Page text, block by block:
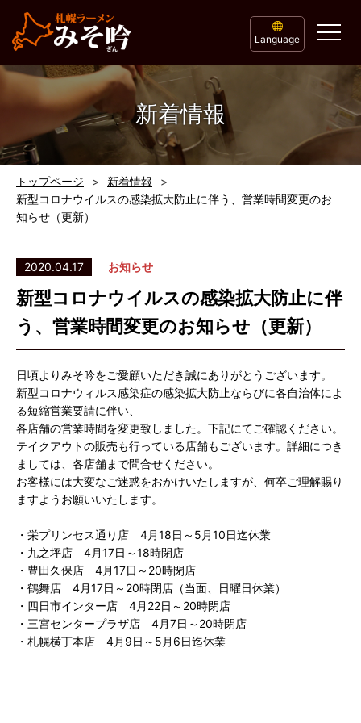
Language
新着情報
トップページ
新着情報
新型コロナウイルスの感染拡大防止に伴う、営業時間変更のお
知らせ（更新）
2020.04.17 お知らせ
新型コロナウイルスの感染拡大防止に伴
う、営業時間変更のお知らせ（更新）
日頃よりみそ吟をご愛顧いただき誠にありがとうございます。
新型コロナウィルス感染症の感染拡大防止ならびに各自治体によ
る短縮営業要請に伴い、
各店舗の営業時間を変更致しました。下記にてご確認ください。
テイクアウトの販売も行っている店舗もございます。詳細につき
ましては、各店舗まで問合せください。
お客様には大変なご迷惑をおかけいたしますが、何卒ご理解賜り
ますようお願いいたします。
・栄プリンセス通り店 4月18日～5月10日迄休業
・九之坪店 4月17日～18時閉店
・豊田久保店 4月17日～20時閉店
・鶴舞店 4月17日～20時閉店（当面、日曜日休業）
・四日市インター店 4月22日～20時閉店
・三宮センタープラザ店 4月7日～20時閉店
・札幌横丁本店 4月9日～5月6日迄休業